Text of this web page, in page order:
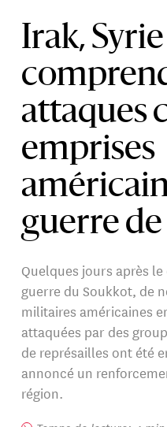
Irak, Syrie
attaques
emprises
guerre
Quelques jours après
guerre du Soukkot, de
militaires américaines
attaquées par des
de représailles ont été
annoncé un
région.